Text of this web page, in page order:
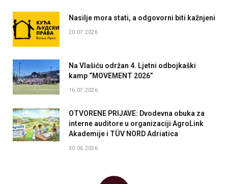
Nasilje mora stati, a odgovorni biti kažnjeni
20.07.2026
Na Vlašiću održan 4. Ljetni odbojkaški
kamp “MOVEMENT 2026”
16.07.2026
OTVORENE PRIJAVE: Dvodevna obuka za
interne auditore u organizaciji AgroLink
Akademije i TÜV NORD Adriatica
30.06.2026